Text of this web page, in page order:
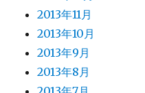
2013年11月
2013年10月
2013年9月
2013年8月